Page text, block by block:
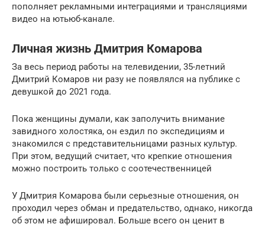
пополняет рекламными интеграциями и трансляциями
видео на ютьюб-канале.
Личная жизнь Дмитрия Комарова
За весь период работы на телевидении, 35-летний
Дмитрий Комаров ни разу не появлялся на публике с
девушкой до 2021 года.
Пока женщины думали, как заполучить внимание
завидного холостяка, он ездил по экспедициям и
знакомился с представительницами разных культур.
При этом, ведущий считает, что крепкие отношения
можно построить только с соотечественницей
У Дмитрия Комарова были серьезные отношения, он
проходил через обман и предательство, однако, никогда
об этом не афишировал. Больше всего он ценит в